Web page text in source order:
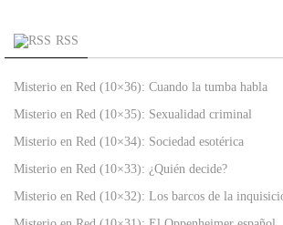
RSS
Misterio en Red (10×36): Cuando la tumba habla
Misterio en Red (10×35): Sexualidad criminal
Misterio en Red (10×34): Sociedad esotérica
Misterio en Red (10×33): ¿Quién decide?
Misterio en Red (10×32): Los barcos de la